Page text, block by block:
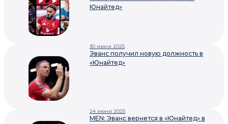
Юнайтед»
30 июня 2025
Эванс получил новую должность в
«Юнайтед»
24 июня 2025
MEN: Эванс вернется в «Юнайтед» в